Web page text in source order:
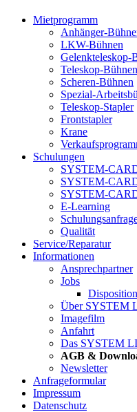
Mietprogramm
Anhänger-
LKW-Bühnen
Gelenkteleskop-
Teleskop-Bühnen
Scheren-Bühnen
Spezial-
Teleskop-Stapler
Frontstapler
Krane
Schulungen
SYSTEM-
SYSTEM-
SYSTEM-
E-Learning
Qualität
Service/Reparatur
Informationen
Ansprechpartner
Jobs
Disposition
Über SYSTEM
Imagefilm
Anfahrt
Das SYSTEM
AGB &
Newsletter
Anfrageformular
Impressum
Datenschutz